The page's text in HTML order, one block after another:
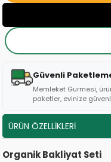
Güvenli
Memleket Gurmesi,
paketler, evinize
ÜRÜN ÖZELLIKLERI
Organik Bakliyat Seti